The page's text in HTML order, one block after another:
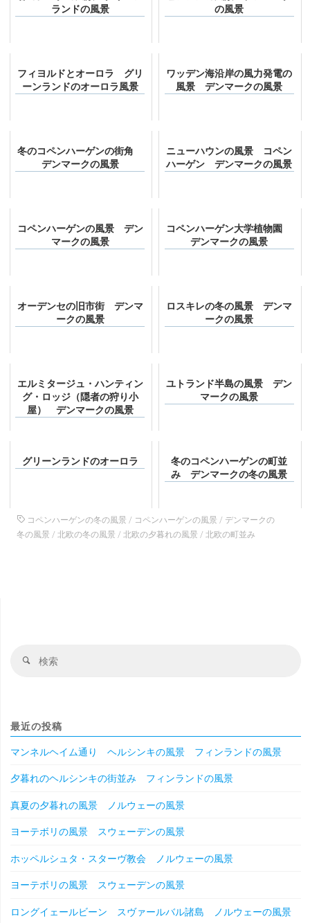
ランドの風景
の風景
フィヨルドとオーロラ グリ
ーンランドのオーロラ風景
ワッデン海沿岸の風力発電の
風景 デンマークの風景
冬のコペンハーゲンの街角
デンマークの風景
ニューハウンの風景 コペン
ハーゲン デンマークの風景
コペンハーゲンの風景 デン
マークの風景
コペンハーゲン大学植物園
デンマークの風景
オーデンセの旧市街 デンマ
ークの風景
ロスキレの冬の風景 デンマ
ークの風景
エルミタージュ・ハンティン
グ・ロッジ（隠者の狩り小
屋） デンマークの風景
ユトランド半島の風景 デン
マークの風景
グリーンランドのオーロラ
冬のコペンハーゲンの町並
み デンマークの冬の風景
コペンハーゲンの冬の風景 / コペンハーゲンの風景 / デンマークの
冬の風景 / 北欧の冬の風景 / 北欧の夕暮れの風景 / 北欧の町並み
検
最近の投稿
マンネルヘイム通り ヘルシンキの風景 フィンランドの風景
夕暮れのヘルシンキの街並み フィンランドの風景
真夏の夕暮れの風景 ノルウェーの風景
ヨーテボリの風景 スウェーデンの風景
ホッペルシュタ・スターヴ教会 ノルウェーの風景
ヨーテボリの風景 スウェーデンの風景
ロングイェールビーン スヴァールバル諸島 ノルウェーの風景